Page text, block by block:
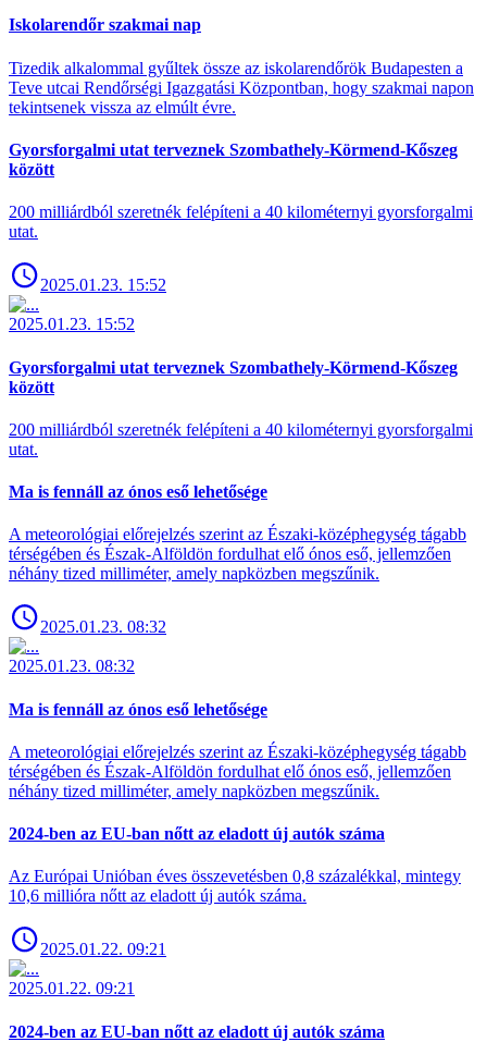
Iskolarendőr szakmai nap
Tizedik alkalommal gyűltek össze az iskolarendőrök Budapesten a
Teve utcai Rendőrségi Igazgatási Központban, hogy szakmai napon
tekintsenek vissza az elmúlt évre.
Gyorsforgalmi utat terveznek Szombathely-Körmend-Kőszeg
között
200 milliárdból szeretnék felépíteni a 40 kilométernyi gyorsforgalmi
utat.
2025.01.23. 15:52
2025.01.23. 15:52
Gyorsforgalmi utat terveznek Szombathely-Körmend-Kőszeg
között
200 milliárdból szeretnék felépíteni a 40 kilométernyi gyorsforgalmi
utat.
Ma is fennáll az ónos eső lehetősége
A meteorológiai előrejelzés szerint az Északi-középhegység tágabb
térségében és Észak-Alföldön fordulhat elő ónos eső, jellemzően
néhány tized milliméter, amely napközben megszűnik.
2025.01.23. 08:32
2025.01.23. 08:32
Ma is fennáll az ónos eső lehetősége
A meteorológiai előrejelzés szerint az Északi-középhegység tágabb
térségében és Észak-Alföldön fordulhat elő ónos eső, jellemzően
néhány tized milliméter, amely napközben megszűnik.
2024-ben az EU-ban nőtt az eladott új autók száma
Az Európai Unióban éves összevetésben 0,8 százalékkal, mintegy
10,6 millióra nőtt az eladott új autók száma.
2025.01.22. 09:21
2025.01.22. 09:21
2024-ben az EU-ban nőtt az eladott új autók száma